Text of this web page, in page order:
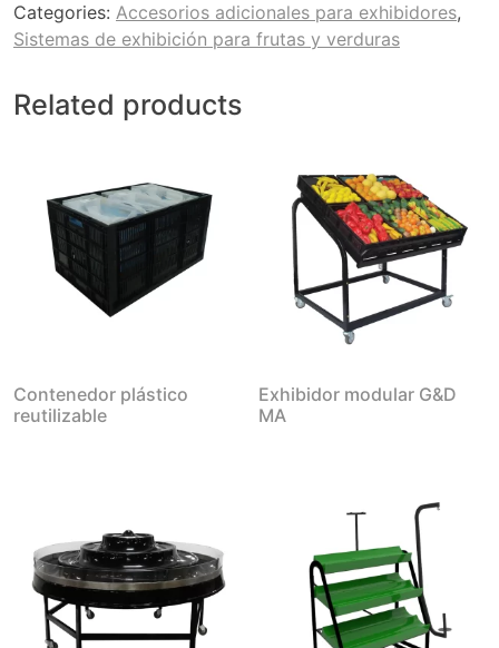
Categories: Accesorios adicionales para exhibidores,
Sistemas de exhibición para frutas y verduras
Related products
Contenedor plástico
reutilizable
Exhibidor modular G&D
MA